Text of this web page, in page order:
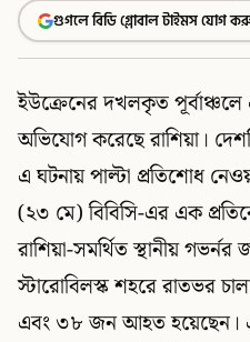
গুগলে বিডি গ্লোবাল টাইমস যোগ
ইউক্রেনের দখলকৃত পূর্বাঞ্চলে
অভিযোগ করেছে রাশিয়া।
এ ঘটনায় পাল্টা প্রতিশোধ
(২৩ মে) বিবিসি-এর এক
রাশিয়া-সমর্থিত স্থানীয়
স্টারোবিলস্ক শহরে রাতভর
এবং ৩৮ জন আহত